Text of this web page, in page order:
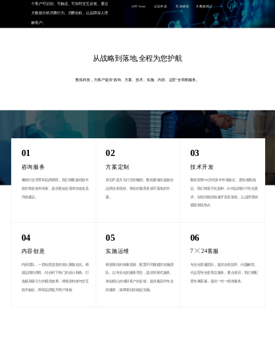
个客户可识别、可触达、可实时交互反馈。通过
大数据分析消费行为、消费动机，让品牌深入理
解客户。
APP Store 认证外设 互动感应 大数据统计
从战略到落地,全程为您护航
数拓科技，为客户提供“咨询、方案、技术、实施、内容、运营”全周期服务。
01
咨询服务
兼顾行业背景和品牌调性，我们将配备经验丰
富的售前咨询专家，提供更贴合需求的改造及
升级建议。
02
方案定制
策划不是天马行空的畅想。数拓要做的是融合
品牌业务现状，将你的愿景变成可落地的方
案。
03
技术开发
数拓智屏OS历经多年市场验证，更加成熟稳
定。我们将基于此架构，针对品牌的个性化需
求，实现功能的快速开发及落地，让品牌营销
紧跟潮流热点
04
内容创意
内容团队，一群创意迸发的潮人聚集在此。根
据品牌的调性，结合时下热门的设计风格，打
造极具吸引力的视觉效果，将视觉特效与交互
技术融合，帮助品牌提升用户体验
05
实施运维
根据项目的体量层级，配置不同规模的实施团
队。以专业化的服务理念，提供管家式服务。
体贴细心的倾听客户的反馈，提供最及时专业
的服务，保障项目的稳定实施。
06
7 24客服
专业化客服团队，提供在线指导、问题解答、
代运营等全套售后服务。重点项目，我们将配
置专属客服，提供一对一精准服务。